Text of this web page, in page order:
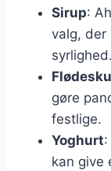
Sirup:
valg, der
syrlighed.
gøre
festlige.
Yoghurt
kan give